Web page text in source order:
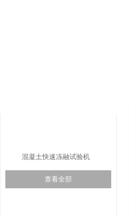
混凝土快速冻融试验机
查看全部